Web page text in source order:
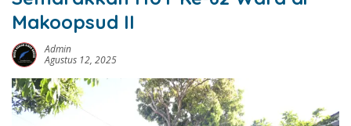
Makoopsud II
Admin
Agustus 12, 2025